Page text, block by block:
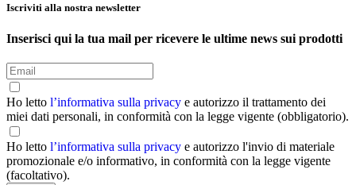
Iscriviti alla nostra newsletter
Inserisci qui la tua mail per ricevere le ultime news sui prodotti
Ho letto l’informativa sulla privacy e autorizzo il trattamento dei
miei dati personali, in conformità con la legge vigente (obbligatorio).
Ho letto l’informativa sulla privacy e autorizzo l'invio di materiale
promozionale e/o informativo, in conformità con la legge vigente
(facoltativo).